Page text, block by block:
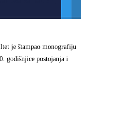
je štampao monografiju
godišnjice postojanja i